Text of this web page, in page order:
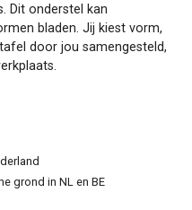
Dit onderstel kan
bladen. Jij kiest vorm,
door jou samengesteld,
grond in NL en BE